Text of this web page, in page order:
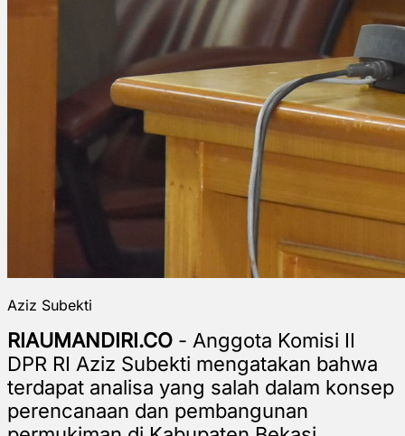
Aziz Subekti
RIAUMANDIRI.CO - Anggota Komisi II
DPR RI Aziz Subekti mengatakan bahwa
terdapat analisa yang salah dalam konsep
perencanaan dan pembangunan